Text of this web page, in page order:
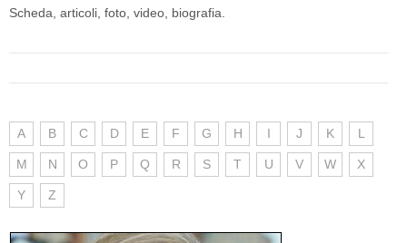
Scheda, articoli, foto, video, biografia.
A B C D E F G H I J K L
M N O P Q R S T U V W X
Y Z